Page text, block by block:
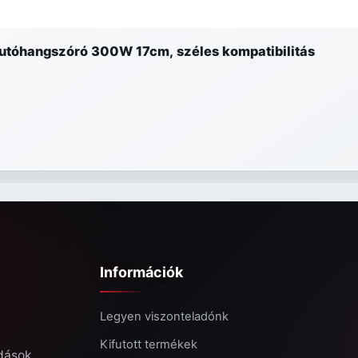
300W 17cm, széles kompatibilitás
Információk
Legyen viszonteladónk
Kifutott termékek